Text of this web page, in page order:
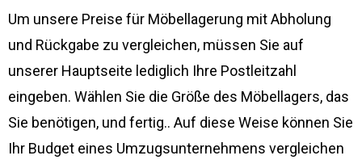
Um unsere Preise für Möbellagerung mit Abholung
und Rückgabe zu vergleichen, müssen Sie auf
unserer Hauptseite lediglich Ihre Postleitzahl
eingeben. Wählen Sie die Größe des Möbellagers, das
Sie benötigen, und fertig.. Auf diese Weise können Sie
Ihr Budget eines Umzugsunternehmens vergleichen